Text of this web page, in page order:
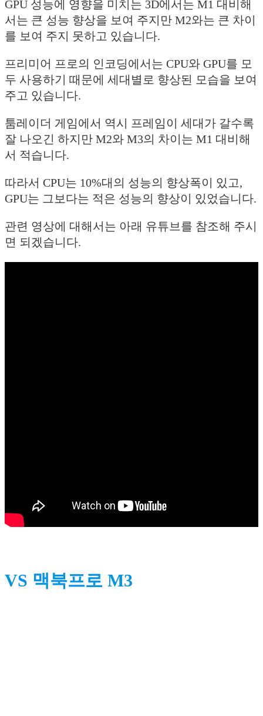
GPU 성능에 영향을 미치는 3D에서는 M1 대비해
서는 큰 성능 향상을 보여 주지만 M2와는 큰 차이
를 보여 주지 못하고 있습니다.
프리미어 프로의 인코딩에서는 CPU와 GPU를 모
두 사용하기 때문에 세대별로 향상된 모습을 보여
주고 있습니다.
툼레이더 게임에서 역시 프레임이 세대가 갈수록
잘 나오긴 하지만 M2와 M3의 차이는 M1 대비해
서 적습니다.
따라서 CPU는 10%대의 성능의 향상폭이 있고,
GPU는 그보다는 적은 성능의 향상이 있었습니다.
관련 영상에 대해서는 아래 유튜브를 참조해 주시
면 되겠습니다.
VS 맥북프로 M3